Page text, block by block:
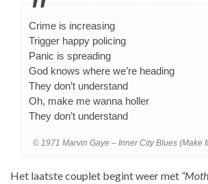
Crime is increasing
Trigger happy policing
Panic is spreading
God knows where we’re heading
They don’t understand
Oh, make me wanna holler
They don’t understand
© 1971 Marvin Gaye – Inner City Blues (Make
Het laatste couplet begint weer met